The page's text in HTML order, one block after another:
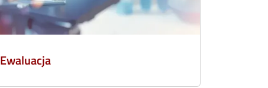
Ewaluacja